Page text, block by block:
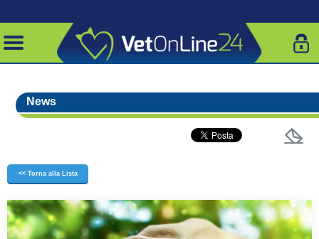
News
<< Torna alla Lista